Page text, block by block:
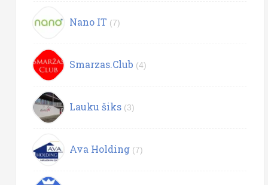
Nano IT (7)
Smarzas.Club (4)
Lauku šiks (3)
Ava Holding (7)